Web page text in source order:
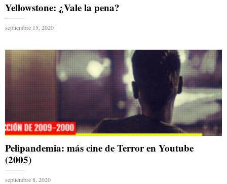
Yellowstone: ¿Vale la pena?
septiembre 15, 2020
Pelipandemia: más cine de Terror en Youtube
(2005)
septiembre 8, 2020